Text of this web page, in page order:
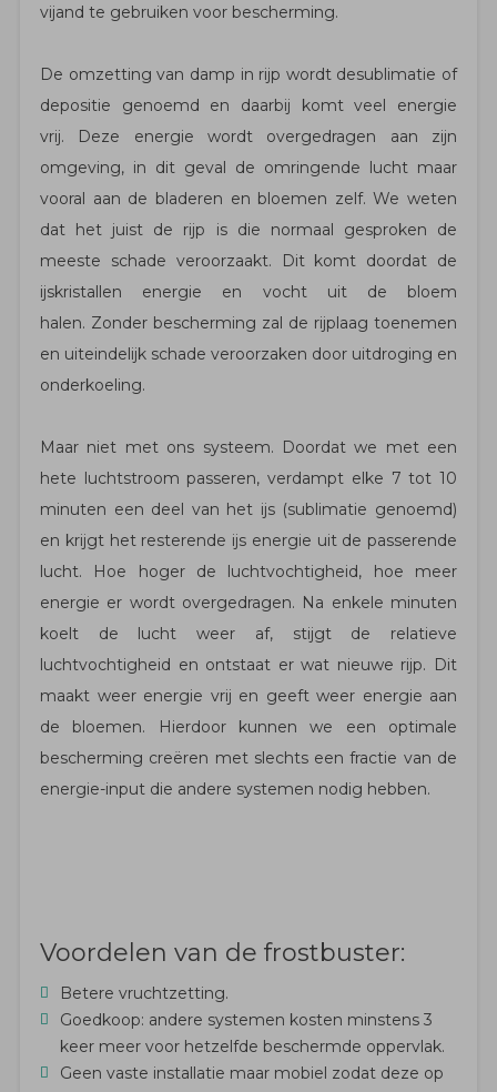
vijand te gebruiken voor bescherming.
De omzetting van damp in rijp wordt desublimatie of
depositie genoemd en daarbij komt veel energie
vrij. Deze energie wordt overgedragen aan zijn
omgeving, in dit geval de omringende lucht maar
vooral aan de bladeren en bloemen zelf. We weten
dat het juist de rijp is die normaal gesproken de
meeste schade veroorzaakt. Dit komt doordat de
ijskristallen energie en vocht uit de bloem
halen. Zonder bescherming zal de rijplaag toenemen
en uiteindelijk schade veroorzaken door uitdroging en
onderkoeling.
Maar niet met ons systeem. Doordat we met een
hete luchtstroom passeren, verdampt elke 7 tot 10
minuten een deel van het ijs (sublimatie genoemd)
en krijgt het resterende ijs energie uit de passerende
lucht. Hoe hoger de luchtvochtigheid, hoe meer
energie er wordt overgedragen. Na enkele minuten
koelt de lucht weer af, stijgt de relatieve
luchtvochtigheid en ontstaat er wat nieuwe rijp. Dit
maakt weer energie vrij en geeft weer energie aan
de bloemen. Hierdoor kunnen we een optimale
bescherming creëren met slechts een fractie van de
energie-input die andere systemen nodig hebben.
Voordelen van de frostbuster:
Betere vruchtzetting.
Goedkoop: andere systemen kosten minstens 3
keer meer voor hetzelfde beschermde oppervlak.
Geen vaste installatie maar mobiel zodat deze op